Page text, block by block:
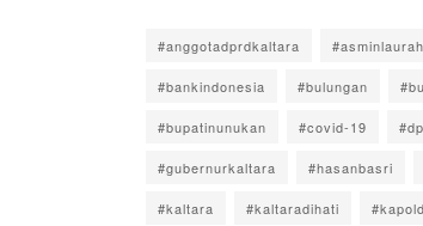
#anggotadprdkaltara
#bankindonesia #bulungan
#bupatinunukan #covid-19
#gubernurkaltara #hasanbasri
#kaltara #kaltaradihati